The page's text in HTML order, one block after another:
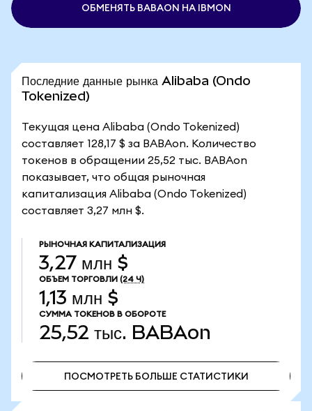
ОБМЕНЯТЬ BABAON НА IBMON
Последние данные рынка Alibaba (Ondo
Tokenized)
Текущая цена Alibaba (Ondo Tokenized)
составляет 128,17 $ за BABAon. Количество
токенов в обращении 25,52 тыс. BABAon
показывает, что общая рыночная
капитализация Alibaba (Ondo Tokenized)
составляет 3,27 млн $.
РЫНОЧНАЯ КАПИТАЛИЗАЦИЯ
3,27 млн $
ОБЪЕМ ТОРГОВЛИ (24 Ч)
1,13 млн $
СУММА ТОКЕНОВ В ОБОРОТЕ
25,52 тыс. BABAon
ПОСМОТРЕТЬ БОЛЬШЕ СТАТИСТИКИ